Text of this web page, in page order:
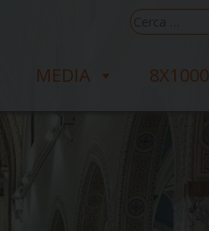
Ricerca
per:
MEDIA 8X1000